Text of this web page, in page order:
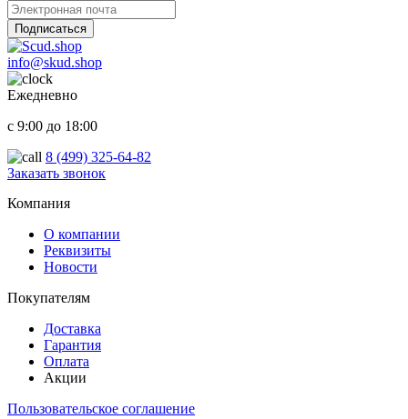
Подписаться
info@skud.shop
Ежедневно
с 9:00 до 18:00
8 (499) 325-64-82
Заказать звонок
Компания
О компании
Реквизиты
Новости
Покупателям
Доставка
Гарантия
Оплата
Акции
Пользовательское соглашение